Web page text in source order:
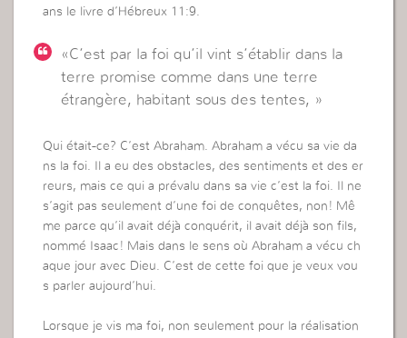
ans le livre d’Hébreux 11:9.
«C’est par la foi qu’il vint s’établir dans la
terre promise comme dans une terre
étrangère, habitant sous des tentes, »
Qui était-ce? C’est Abraham. Abraham a vécu sa vie da
ns la foi. Il a eu des obstacles, des sentiments et des er
reurs, mais ce qui a prévalu dans sa vie c’est la foi. Il ne
s’agit pas seulement d’une foi de conquêtes, non! Mê
me parce qu’il avait déjà conquérit, il avait déjà son fils,
nommé Isaac! Mais dans le sens où Abraham a vécu ch
aque jour avec Dieu. C’est de cette foi que je veux vou
s parler aujourd’hui.
Lorsque je vis ma foi, non seulement pour la réalisation